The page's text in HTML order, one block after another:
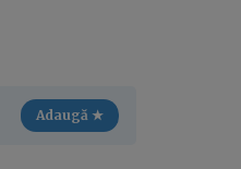
Adaugă ★